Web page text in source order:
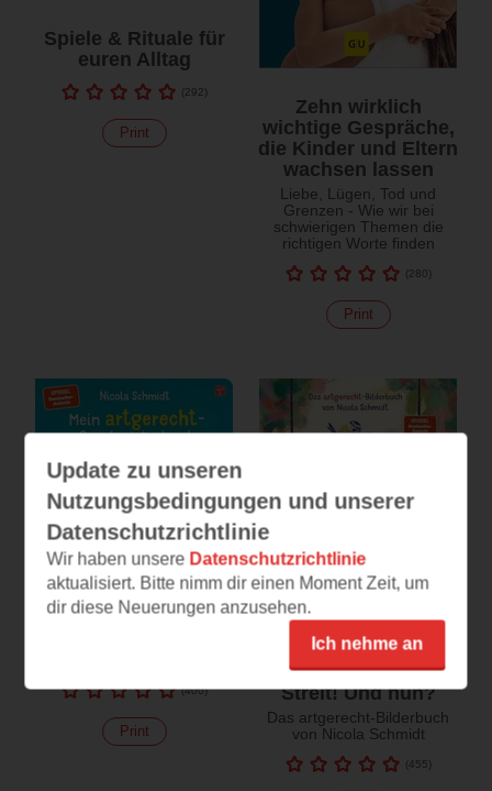
Spiele & Rituale für
euren Alltag
(292)
Print
Zehn wirklich
wichtige Gespräche,
die Kinder und Eltern
wachsen lassen
Liebe, Lügen, Tod und
Grenzen - Wie wir bei
schwierigen Themen die
richtigen Worte finden
(280)
Print
Mein artgerecht-
(400)
Print
Streit! Und nun?
Das artgerecht-Bilderbuch
von Nicola Schmidt
(455)
Update zu unseren
Nutzungsbedingungen und unserer
Datenschutzrichtlinie
Wir haben unsere Datenschutzrichtlinie
aktualisiert. Bitte nimm dir einen Moment Zeit, um
dir diese Neuerungen anzusehen.
Ich nehme an